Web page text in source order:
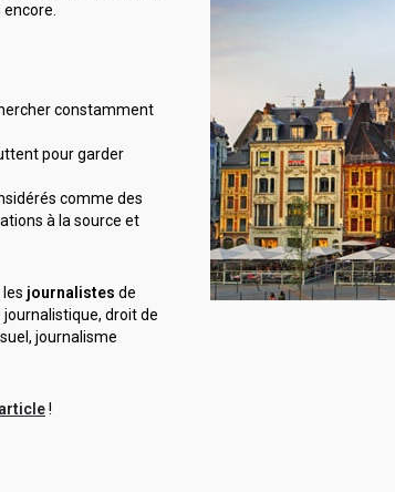
constamment
pour garder
comme des
à la source et
journalistes de
droit de
journalisme
!